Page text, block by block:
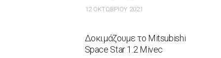
12 ΟΚΤΩΒΡΊΟΥ 2021
Δοκιμάζουμε το Mitsubishi
Space Star 1.2 Mivec